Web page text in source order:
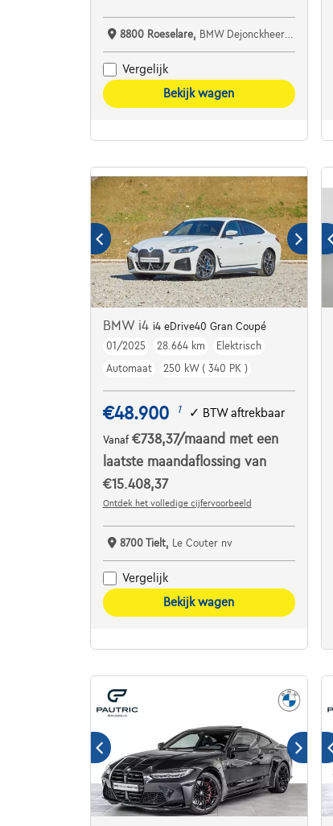
8800 Roeselare, BMW Dejonckheere Roeselare
Vergelijk
Bekijk wagen
BMW i4 i4 eDrive40 Gran Coupé
01/2025
28.664 km
Elektrisch
Automaat
250 kW ( 340 PK )
€48.900 1 ✓ BTW aftrekbaar
Vanaf €738,37/maand met een
laatste maandaflossing van
€15.408,37
Ontdek het volledige cijfervoorbeeld
8700 Tielt, Le Couter nv
Vergelijk
Bekijk wagen